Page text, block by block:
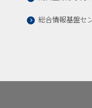
総合情報基盤セ